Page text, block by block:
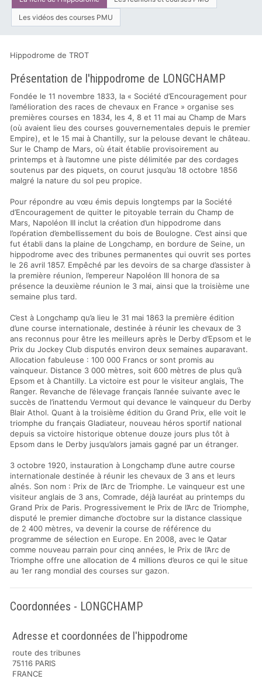
Les vidéos des courses PMU
Hippodrome de TROT
Présentation de l'hippodrome de LONGCHAMP
Fondée le 11 novembre 1833, la « Société d’Encouragement pour
l’amélioration des races de chevaux en France » organise ses
premières courses en 1834, les 4, 8 et 11 mai au Champ de Mars
(où avaient lieu des courses gouvernementales depuis le premier
Empire), et le 15 mai à Chantilly, sur la pelouse devant le château.
Sur le Champ de Mars, où était établie provisoirement au
printemps et à l’automne une piste délimitée par des cordages
soutenus par des piquets, on courut jusqu’au 18 octobre 1856
malgré la nature du sol peu propice.
Pour répondre au vœu émis depuis longtemps par la Société
d’Encouragement de quitter le pitoyable terrain du Champ de
Mars, Napoléon III inclut la création d’un hippodrome dans
l’opération d’embellissement du bois de Boulogne. C’est ainsi que
fut établi dans la plaine de Longchamp, en bordure de Seine, un
hippodrome avec des tribunes permanentes qui ouvrit ses portes
le 26 avril 1857. Empêché par les devoirs de sa charge d’assister à
la première réunion, l’empereur Napoléon III honora de sa
présence la deuxième réunion le 3 mai, ainsi que la troisième une
semaine plus tard.
C’est à Longchamp qu’a lieu le 31 mai 1863 la première édition
d’une course internationale, destinée à réunir les chevaux de 3
ans reconnus pour être les meilleurs après le Derby d’Epsom et le
Prix du Jockey Club disputés environ deux semaines auparavant.
Allocation fabuleuse : 100 000 Francs or sont promis au
vainqueur. Distance 3 000 mètres, soit 600 mètres de plus qu’à
Epsom et à Chantilly. La victoire est pour le visiteur anglais, The
Ranger. Revanche de l’élevage français l’année suivante avec le
succès de l’inattendu Vermout qui devance le vainqueur du Derby
Blair Athol. Quant à la troisième édition du Grand Prix, elle voit le
triomphe du français Gladiateur, nouveau héros sportif national
depuis sa victoire historique obtenue douze jours plus tôt à
Epsom dans le Derby jusqu’alors jamais gagné par un étranger.
3 octobre 1920, instauration à Longchamp d’une autre course
internationale destinée à réunir les chevaux de 3 ans et leurs
aînés. Son nom : Prix de l’Arc de Triomphe. Le vainqueur est une
visiteur anglais de 3 ans, Comrade, déjà lauréat au printemps du
Grand Prix de Paris. Progressivement le Prix de l’Arc de Triomphe,
disputé le premier dimanche d’octobre sur la distance classique
de 2 400 mètres, va devenir la course de référence du
programme de sélection en Europe. En 2008, avec le Qatar
comme nouveau parrain pour cinq années, le Prix de l’Arc de
Triomphe offre une allocation de 4 millions d’euros ce qui le situe
au 1er rang mondial des courses sur gazon.
Coordonnées - LONGCHAMP
Adresse et coordonnées de l'hippodrome
route des tribunes
75116 PARIS
FRANCE